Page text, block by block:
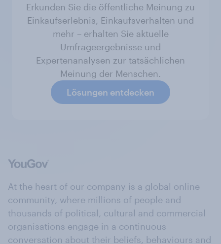
Erkunden Sie die öffentliche Meinung zu
Einkaufserlebnis, Einkaufsverhalten und
mehr – erhalten Sie aktuelle
Umfrageergebnisse und
Expertenanalysen zur tatsächlichen
Meinung der Menschen.
Lösungen entdecken
At the heart of our company is a global online
community, where millions of people and
thousands of political, cultural and commercial
organisations engage in a continuous
conversation about their beliefs, behaviours and